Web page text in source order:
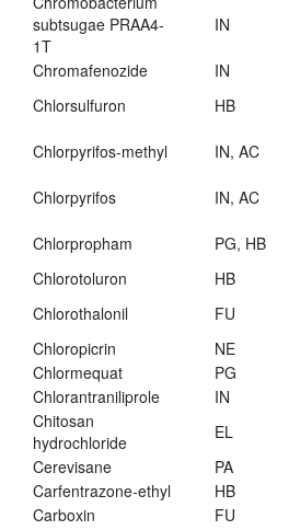
subtsugae PRAA4-
1T
IN
Chromafenozide IN
Chlorsulfuron
HB
Chlorpyrifos-methyl
IN, AC
Chlorpyrifos
IN, AC
Chlorpropham
PG, HB
Chlorotoluron
HB
Chlorothalonil
FU
Chloropicrin
NE
Chlormequat
PG
Chlorantraniliprole
IN
Chitosan
hydrochloride
EL
Cerevisane
PA
Carfentrazone-ethyl
HB
Carboxin
FU